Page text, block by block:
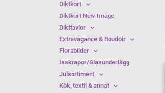
Diktkort
Diktkort New Image
Dikttavlor
Extravagance & Boudoir
Florabilder
Isskrapor/Glasunderlägg
Julsortiment
Kök, textil & annat